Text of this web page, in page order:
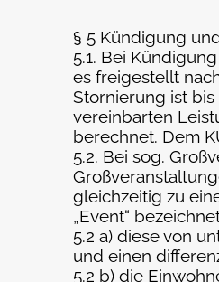
§ 5 Kündigung
5.1. Bei
es freigestellt
Stornierung ist
vereinbarten
berechnet. Dem
5.2. Bei sog.
gleichzeitig zu
„Event“
5.2 a) diese von
und einen
5.2 b) die